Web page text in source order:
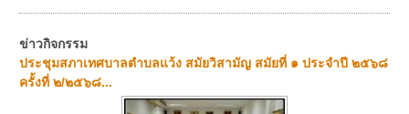
ข่าวกิจกรรม
ประชุมสภาเทศบาลตำบลแว้ง สมัยวิสามัญ สมัยที่ ๑ ประจำปี ๒๕๖๘
ครั้งที่ ๒/๒๕๖๘...